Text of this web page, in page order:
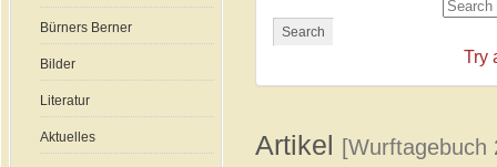
Bürners Berner
Bilder
Literatur
Aktuelles
Search
Try
Artikel [Wurftagebuch